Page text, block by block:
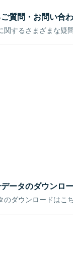
質問・お問い合
関するさまざまな疑
ータのダウンロ
のダウンロードはこ